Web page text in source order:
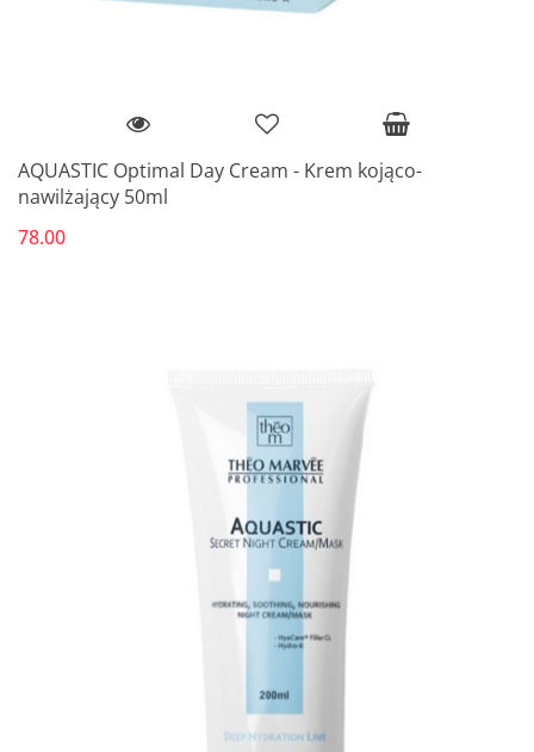
AQUASTIC Optimal Day Cream - Krem kojąco-
nawilżający 50ml
78.00